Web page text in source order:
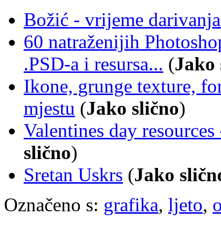
Božić - vrijeme
60 natraženijih
.PSD-a i resursa... (Jako
Ikone, grunge texture,
mjestu (Jako slično)
Valentines day
slično)
Sretan Uskrs (Jako
Označeno s: grafika, ljeto,